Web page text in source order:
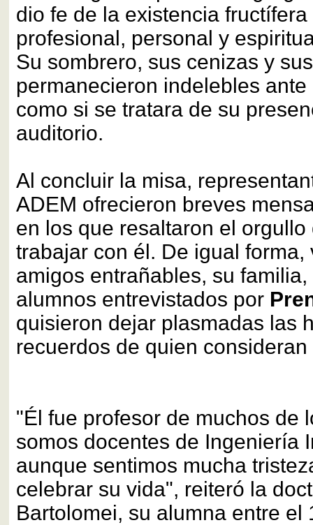
dio fe de la existencia
profesional, personal y
Su sombrero, sus cenizas y
permanecieron indelebles
como si se tratara de su
auditorio.
Al concluir la misa,
ADEM ofrecieron breves
en los que resaltaron el
trabajar con él. De igual forma,
amigos entrañables, su
alumnos entrevistados por
quisieron dejar plasmadas las
recuerdos de quien
"Él fue profesor de muchos de
somos docentes de Ingeniería
aunque sentimos mucha
celebrar su vida", reiteró la
Bartolomei, su alumna entre el